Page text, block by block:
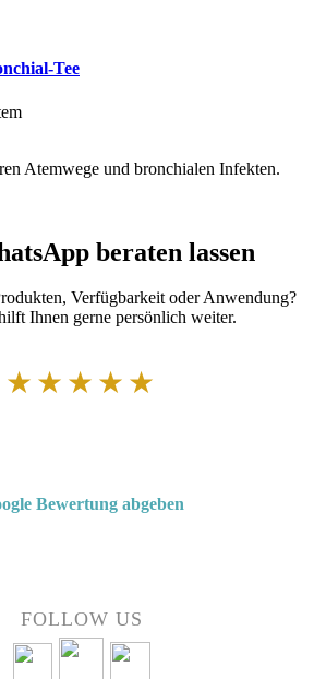
Tee
Atemwege und bronchialen Infekten.
beraten lassen
Verfügbarkeit oder Anwendung?
Ihnen gerne persönlich weiter.
★★★★★
Bewertung abgeben
FOLLOW US